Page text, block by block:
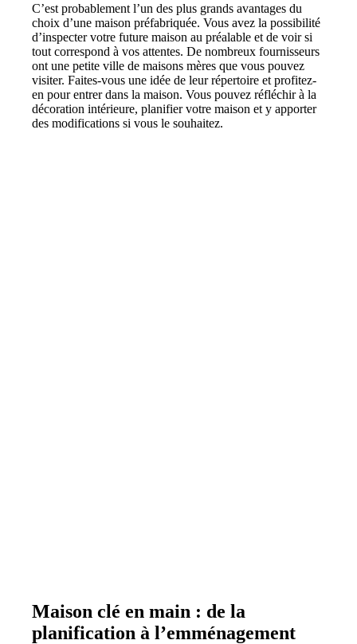
C’est probablement l’un des plus grands avantages du
choix d’une maison préfabriquée. Vous avez la possibilité
d’inspecter votre future maison au préalable et de voir si
tout correspond à vos attentes. De nombreux fournisseurs
ont une petite ville de maisons mères que vous pouvez
visiter. Faites-vous une idée de leur répertoire et profitez-
en pour entrer dans la maison. Vous pouvez réfléchir à la
décoration intérieure, planifier votre maison et y apporter
des modifications si vous le souhaitez.
Maison clé en main : de la
planification à l’emménagement